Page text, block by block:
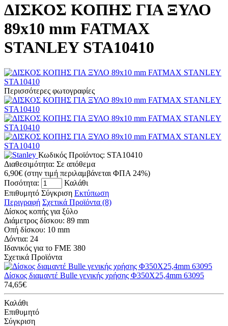
ΔΙΣΚΟΣ ΚΟΠΗΣ ΓΙΑ ΞΥΛΟ
89x10 mm FATMAX
STANLEY STA10410
Περισσότερες φωτογραφίες
Κωδικός Προϊόντος: STA10410
Διαθεσιμότητα: Σε απόθεμα
6,90€ (στην τιμή περιλαμβάνεται ΦΠΑ 24%)
Ποσότητα:
Καλάθι
Επιθυμητό Σύγκριση Εκτύπωση
Περιγραφή Σχετικά Προϊόντα (8)
Δίσκος κοπής για ξύλο
Διάμετρος δίσκου: 89 mm
Οπή δίσκου: 10 mm
Δόντια: 24
Ιδανικός για το FME 380
Σχετικά Προϊόντα
Δίσκος διαμαντέ Bulle γενικής χρήσης Φ350X25,4mm 63095
74,65€
Καλάθι
Επιθυμητό
Σύγκριση